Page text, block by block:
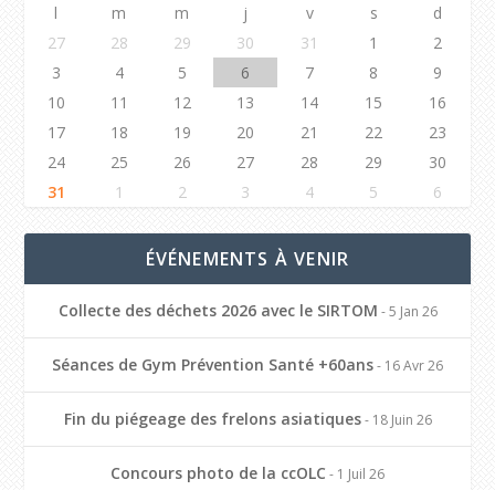
l
m m j v s
d
27
28 29 30 31 1
2
3
4 5 6 7 8
9
10
11 12 13 14 15
16
17
18 19 20 21 22
23
24
25 26 27 28 29
30
31
1 2 3 4 5 6
ÉVÉNEMENTS À VENIR
Collecte des déchets 2026 avec le SIRTOM - 5 Jan 26
Séances de Gym Prévention Santé +60ans- 16 Avr 26
Fin du piégeage des frelons asiatiques- 18 Juin 26
Concours photo de la ccOLC - 1 Juil 26